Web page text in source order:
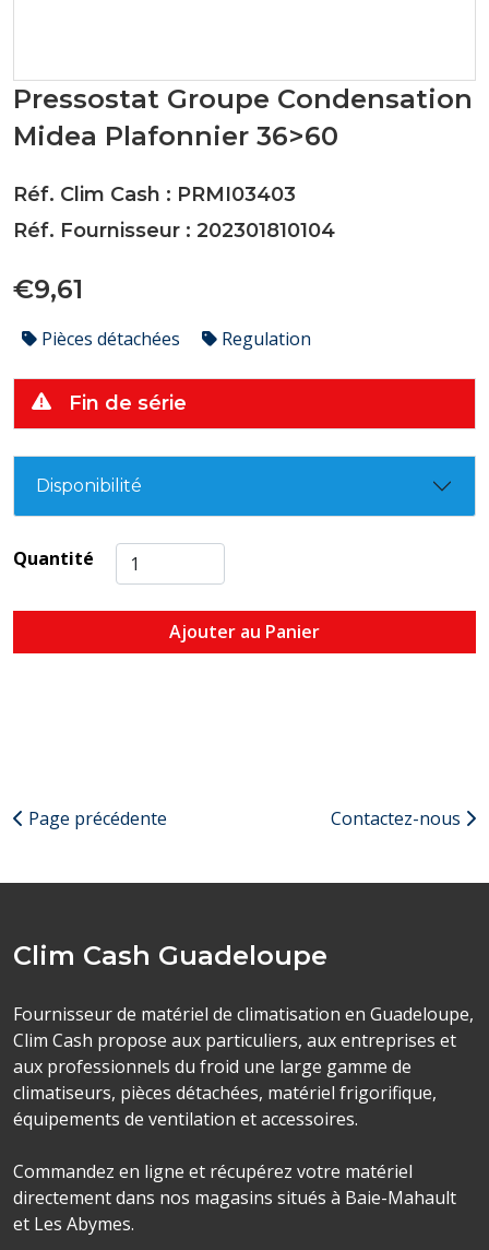
Pressostat Groupe Condensation
Midea Plafonnier 36>60
Réf. Clim Cash : PRMI03403
Réf. Fournisseur : 202301810104
€9,61
Pièces détachées Regulation
Fin de série
Disponibilité
Quantité
Ajouter au Panier
Page précédente Contactez-nous
Clim Cash Guadeloupe
Fournisseur de matériel de climatisation en Guadeloupe,
Clim Cash propose aux particuliers, aux entreprises et
aux professionnels du froid une large gamme de
climatiseurs, pièces détachées, matériel frigorifique,
équipements de ventilation et accessoires.
Commandez en ligne et récupérez votre matériel
directement dans nos magasins situés à Baie-Mahault
et Les Abymes.